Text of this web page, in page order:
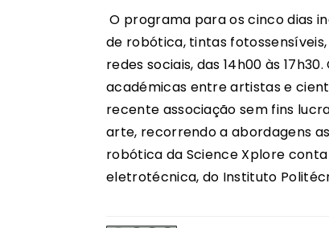
O programa para os cinco dias
de robótica, tintas
redes sociais, das 14h00 às
académicas entre artistas e
recente associação sem fins
arte, recorrendo a abordagens
robótica da Science Xplore
eletrotécnica, do Instituto